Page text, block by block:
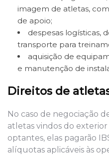
imagem de atletas,
de apoio;
despesas logísticas,
transporte para
aquisição de
e manutenção de
Direitos de
No caso de negociação
atletas vindos do
optantes, elas pagarão
alíquotas aplicáveis às